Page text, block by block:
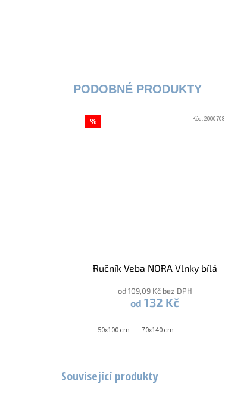
Související produkty
%
Ručník Veba NORA Vlnky bílá
od 109,09 Kč bez DPH
od 132 Kč
50x100 cm 70x140 cm
Kód:2000708